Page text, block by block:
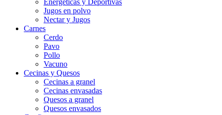
Energéticas y Deportivas
Jugos en polvo
Nectar y Jugos
Carnes
Cerdo
Pavo
Pollo
Vacuno
Cecinas y Quesos
Cecinas a granel
Cecinas envasadas
Quesos a granel
Quesos envasados